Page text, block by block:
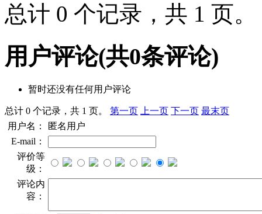
总计 0 个记录，共 1 页。
用户评论(共0条评论)
暂时还没有任何用户评论
总计 0 个记录，共 1 页。 第一页 上一页 下一页 最末页
用户名：
匿名用户
E-mail：
评价等
级：
评论内
容：